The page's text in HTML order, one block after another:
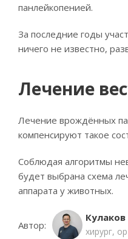
панлейкопенией.
За последние годы
ничего не известно,
Лечение
Лечение врождённых
компенсируют такое
Соблюдая алгоритмы
будет выбрана схема
аппарата у животных.
Автор:
хирург,